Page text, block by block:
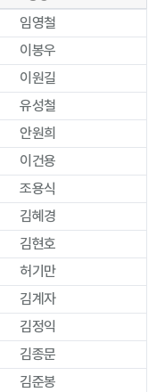
임영철
이봉우
이원길
유성철
안원희
이건용
조용식
김혜경
김현호
허기만
김계자
김정익
김종문
김준봉